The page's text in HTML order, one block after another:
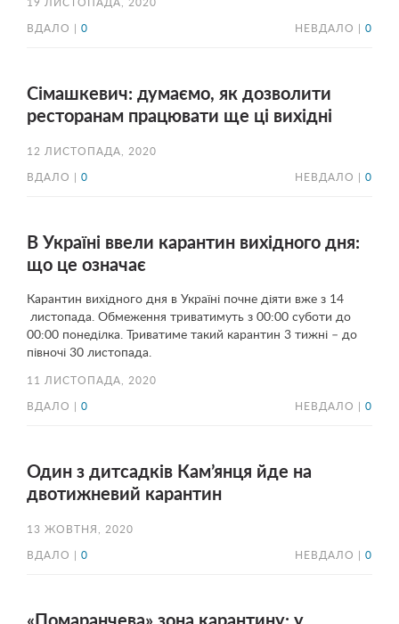
19 ЛИСТОПАДА, 2020
ВДАЛО | 0 НЕВДАЛО | 0
Сімашкевич: думаємо, як дозволити
ресторанам працювати ще ці вихідні
12 ЛИСТОПАДА, 2020
ВДАЛО | 0 НЕВДАЛО | 0
В Україні ввели карантин вихідного дня:
що це означає
Карантин вихідного дня в Україні почне діяти вже з 14
листопада. Обмеження триватимуть з 00:00 суботи до
00:00 понеділка. Триватиме такий карантин 3 тижні – до
півночі 30 листопада.
11 ЛИСТОПАДА, 2020
ВДАЛО | 0 НЕВДАЛО | 0
Один з дитсадків Кам’янця йде на
двотижневий карантин
13 ЖОВТНЯ, 2020
ВДАЛО | 0 НЕВДАЛО | 0